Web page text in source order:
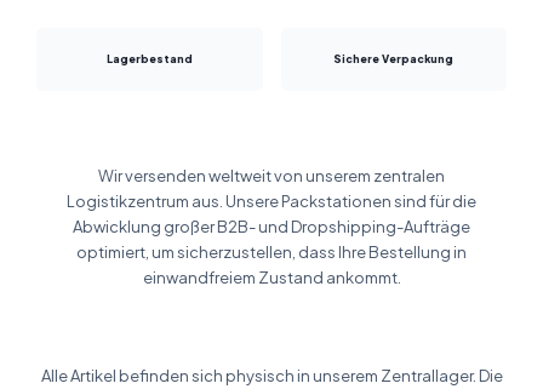
Lagerbestand Sichere Verpackung
Wir versenden weltweit von unserem zentralen
Logistikzentrum aus. Unsere Packstationen sind für die
Abwicklung großer B2B- und Dropshipping-Aufträge
optimiert, um sicherzustellen, dass Ihre Bestellung in
einwandfreiem Zustand ankommt.
Alle Artikel befinden sich physisch in unserem Zentrallager. Die